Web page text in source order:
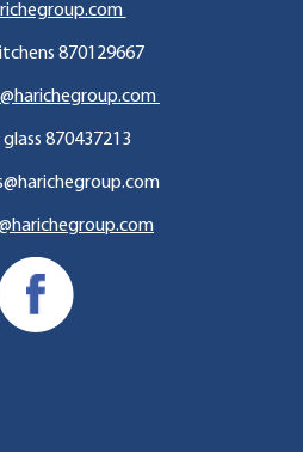
870129667
glass 870437213